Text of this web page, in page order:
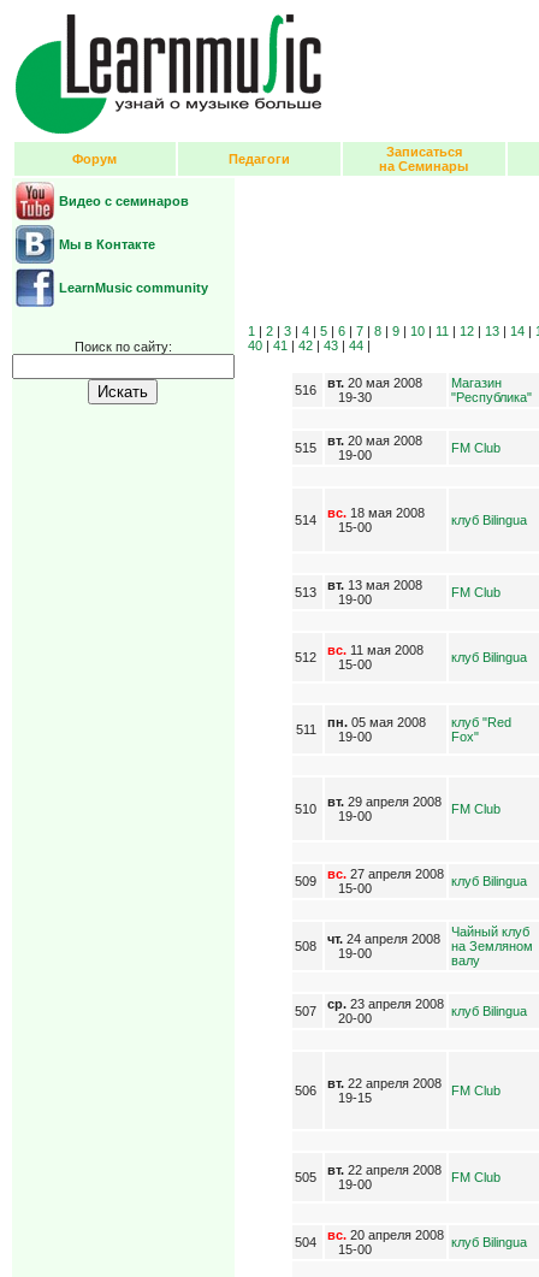
Форум Педагоги
Записаться
на Семинары
Видео с семинаров
Мы в Контакте
LearnMusic community
Поиск по сайту:
1 | 2| 3| 4| 5| 6| 7| 8| 9| 10| 11 | 12| 13| 14|
40| 41 | 42| 43| 44|
516 вт. 20 мая 2008
19-30
Магазин
"Республика"
515 вт. 20 мая 2008
19-00
FM Club
514 вс. 18 мая 2008
15-00
клуб Bilingua
513 вт. 13 мая 2008
19-00
FM Club
512 вс. 11 мая 2008
15-00
клуб Bilingua
511 пн. 05 мая 2008
19-00
клуб "Red
Fox"
510 вт. 29 апреля 2008
19-00
FM Club
509 вс. 27 апреля 2008
15-00
клуб Bilingua
508 чт. 24 апреля 2008
19-00
Чайный клуб
на Земляном
валу
507 ср. 23 апреля 2008
20-00
клуб Bilingua
506 вт. 22 апреля 2008
19-15
FM Club
505 вт. 22 апреля 2008
19-00
FM Club
504 вс. 20 апреля 2008
15-00
клуб Bilingua